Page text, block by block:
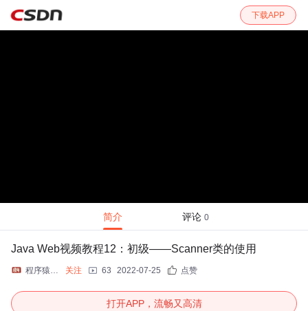
下载APP
简介 评论 0
Java Web视频教程12：初级——Scanner类的使用
程序猿大波 关注 63 2022-07-25 点赞
打开APP，流畅又高清